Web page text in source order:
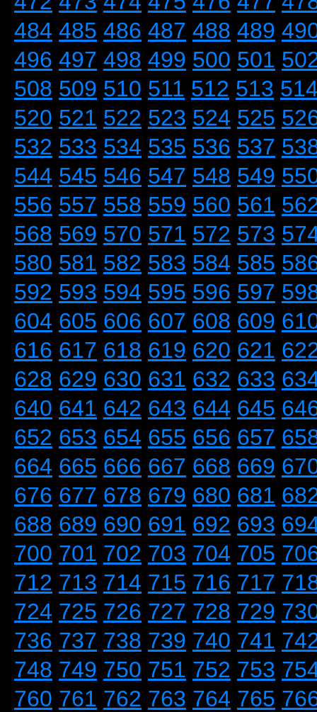
484 485 486 487 488 489
496 497 498 499 500 501
508 509 510 511 512 513
520 521 522 523 524 525
532 533 534 535 536 537
544 545 546 547 548 549
556 557 558 559 560 561
568 569 570 571 572 573
580 581 582 583 584 585
592 593 594 595 596 597
604 605 606 607 608 609
616 617 618 619 620 621
628 629 630 631 632 633
640 641 642 643 644 645
652 653 654 655 656 657
664 665 666 667 668 669
676 677 678 679 680 681
688 689 690 691 692 693
700 701 702 703 704 705
712 713 714 715 716 717
724 725 726 727 728 729
736 737 738 739 740 741
748 749 750 751 752 753
760 761 762 763 764 765